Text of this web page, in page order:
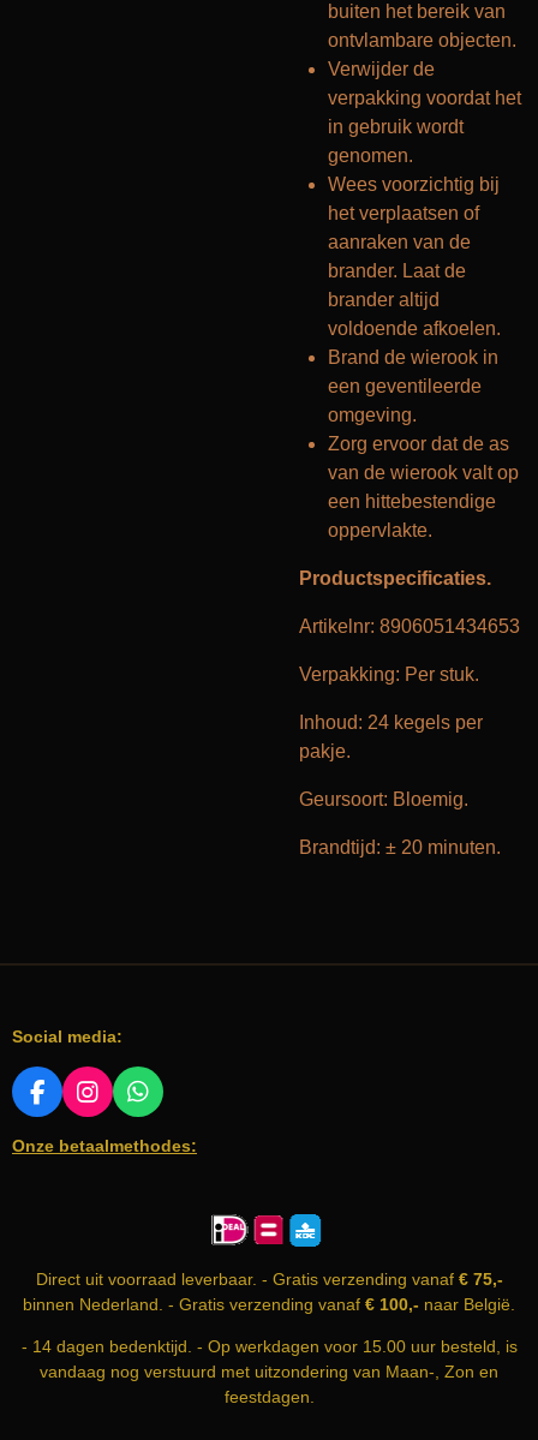
buiten het bereik van
ontvlambare objecten.
Verwijder de
verpakking voordat het
in gebruik wordt
genomen.
Wees voorzichtig bij
het verplaatsen of
aanraken van de
brander. Laat de
brander altijd
voldoende afkoelen.
Brand de wierook in
een geventileerde
omgeving.
Zorg ervoor dat de as
van de wierook valt op
een hittebestendige
oppervlakte.
Productspecificaties.
Artikelnr: 8906051434653
Verpakking: Per stuk.
Inhoud: 24 kegels per
pakje.
Geursoort: Bloemig.
Brandtijd: ± 20 minuten.
Social media:
F
C
I
S
M
W
A
Onze betaalmethodes:
Direct uit voorraad leverbaar. - Gratis verzending vanaf€ 75,-
binnen Nederland. - Gratis verzending vanaf € 100,- naar België.
- 14 dagen bedenktijd. - Op werkdagen voor 15.00 uur besteld, is
vandaag nog verstuurd met uitzondering van Maan-, Zon en
feestdagen.